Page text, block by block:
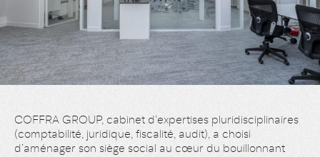
COFFRA GROUP, cabinet d’expertises pluridisciplinaires
(comptabilité, juridique, fiscalité, audit), a choisi
d’aménager son siège social au cœur du bouillonnant